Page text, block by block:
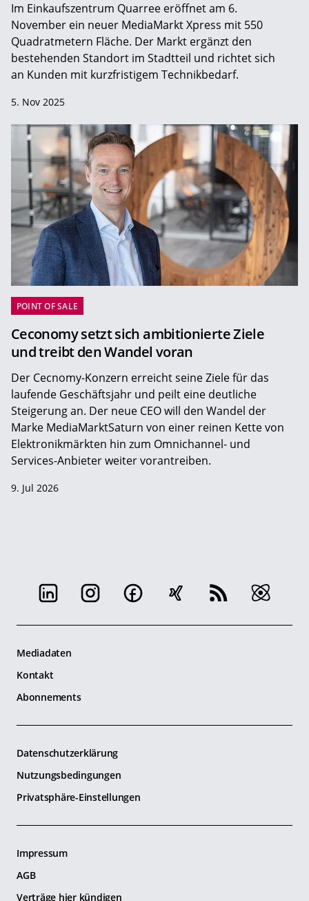
Im Einkaufszentrum Quarree eröffnet am 6.
November ein neuer MediaMarkt Xpress mit 550
Quadratmetern Fläche. Der Markt ergänzt den
bestehenden Standort im Stadtteil und richtet sich
an Kunden mit kurzfristigem Technikbedarf.
5. Nov 2025
POINT OF SALE
Ceconomy setzt sich ambitionierte Ziele
und treibt den Wandel voran
Der Cecnomy-Konzern erreicht seine Ziele für das
laufende Geschäftsjahr und peilt eine deutliche
Steigerung an. Der neue CEO will den Wandel der
Marke MediaMarktSaturn von einer reinen Kette von
Elektronikmärkten hin zum Omnichannel- und
Services-Anbieter weiter vorantreiben.
9. Jul 2026
Mediadaten
Kontakt
Abonnements
Datenschutzerklärung
Nutzungsbedingungen
Privatsphäre-Einstellungen
Impressum
AGB
Verträge hier kündigen